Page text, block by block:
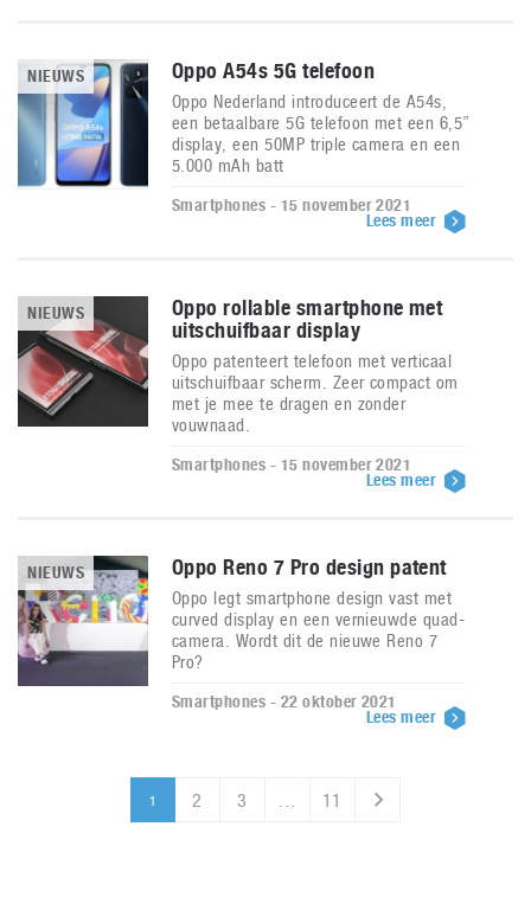
NIEUWS Oppo A54s 5G telefoon
Oppo Nederland introduceert de A54s,
een betaalbare 5G telefoon met een 6,5”
display, een 50MP triple camera en een
5.000 mAh batt
Smartphones - 15 november 2021
Lees meer
NIEUWS
Oppo rollable smartphone met
uitschuifbaar display
Oppo patenteert telefoon met verticaal
uitschuifbaar scherm. Zeer compact om
met je mee te dragen en zonder
vouwnaad.
Smartphones - 15 november 2021
Lees meer
NIEUWS Oppo Reno 7 Pro design patent
Oppo legt smartphone design vast met
curved display en een vernieuwde quad-
camera. Wordt dit de nieuwe Reno 7
Pro?
Smartphones - 22 oktober 2021
Lees meer
1 2 3 … 11